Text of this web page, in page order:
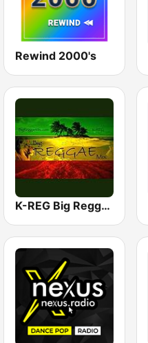
Rewind 2000's
K-REG Big Reggae Mix